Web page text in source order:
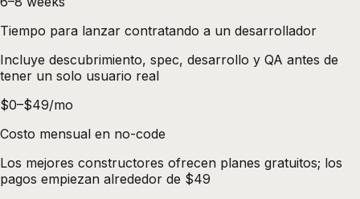
Tiempo para lanzar contratando a un desarrollador
Incluye descubrimiento, spec, desarrollo y QA antes de
tener un solo usuario real
$0–$49/mo
Costo mensual en no-code
Los mejores constructores ofrecen planes gratuitos; los
pagos empiezan alrededor de $49